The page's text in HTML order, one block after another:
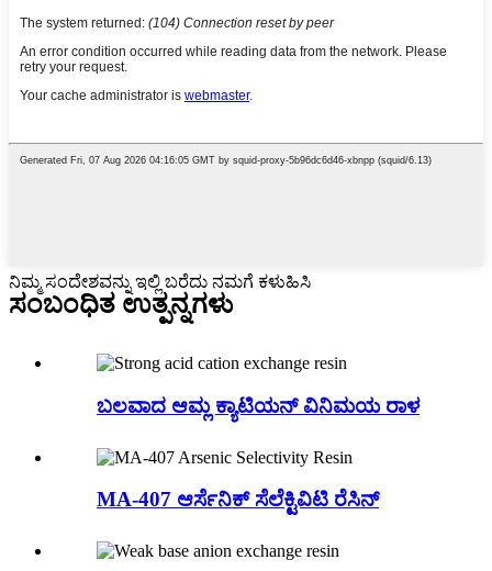
ನಿಮ್ಮ ಸಂದೇಶವನ್ನು ಇಲ್ಲಿ ಬರೆದು ನಮಗೆ ಕಳುಹಿಸಿ
ಸಂಬಂಧಿತ ಉತ್ಪನ್ನಗಳು
ಬಲವಾದ ಆಮ್ಲ ಕ್ಯಾಟಿಯನ್ ವಿನಿಮಯ ರಾಳ
MA-407 ಆರ್ಸೆನಿಕ್ ಸೆಲೆಕ್ಟಿವಿಟಿ ರೆಸಿನ್